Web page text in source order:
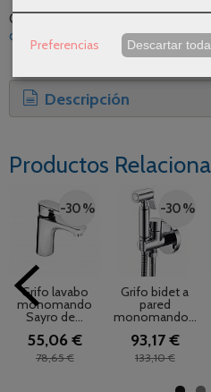
Categoría:Accesorios de baño|
comodidad
espacio|
Descripción
Productos
-30 %
Grifo lavabo
monomando
Sayro de...
55,06 €
78,65 €
-30 %
Grifo bidet a
pared
monomando...
93,17 €
133,10 €
Preferencias Descartar